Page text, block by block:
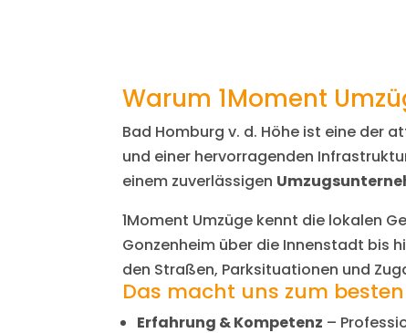
Warum 1Moment
Bad Homburg v. d. Höhe ist eine der
und einer hervorragenden
einem zuverlässigen
1Moment Umzüge kennt die lokalen
Gonzenheim über die Innenstadt bis
den Straßen, Parksituationen und
Das macht uns zum
Erfahrung & Kompetenz –